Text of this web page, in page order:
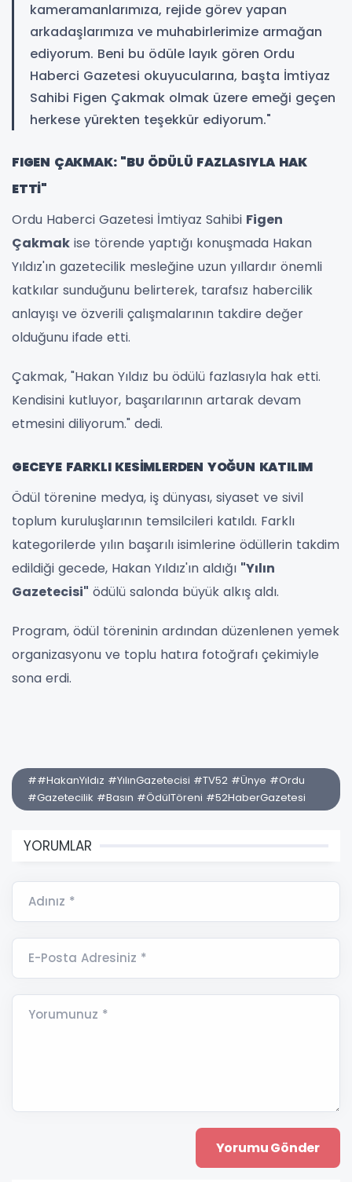
kameramanlarımıza, rejide görev yapan
arkadaşlarımıza ve muhabirlerimize armağan
ediyorum. Beni bu ödüle layık gören Ordu
Haberci Gazetesi okuyucularına, başta İmtiyaz
Sahibi Figen Çakmak olmak üzere emeği geçen
herkese yürekten teşekkür ediyorum."
FIGEN ÇAKMAK: "BU ÖDÜLÜ FAZLASIYLA HAK
ETTİ"
Ordu Haberci Gazetesi İmtiyaz Sahibi Figen
Çakmak ise törende yaptığı konuşmada Hakan
Yıldız'ın gazetecilik mesleğine uzun yıllardır önemli
katkılar sunduğunu belirterek, tarafsız habercilik
anlayışı ve özverili çalışmalarının takdire değer
olduğunu ifade etti.
Çakmak, "Hakan Yıldız bu ödülü fazlasıyla hak etti.
Kendisini kutluyor, başarılarının artarak devam
etmesini diliyorum." dedi.
GECEYE FARKLI KESİMLERDEN YOĞUN KATILIM
Ödül törenine medya, iş dünyası, siyaset ve sivil
toplum kuruluşlarının temsilcileri katıldı. Farklı
kategorilerde yılın başarılı isimlerine ödüllerin takdim
edildiği gecede, Hakan Yıldız'ın aldığı "Yılın
Gazetecisi" ödülü salonda büyük alkış aldı.
Program, ödül töreninin ardından düzenlenen yemek
organizasyonu ve toplu hatıra fotoğrafı çekimiyle
sona erdi.
##HakanYıldız #YılınGazetecisi #TV52 #Ünye #Ordu
#Gazetecilik #Basın #ÖdülTöreni #52HaberGazetesi
YORUMLAR
Adınız *
E-Posta Adresiniz *
Yorumunuz *